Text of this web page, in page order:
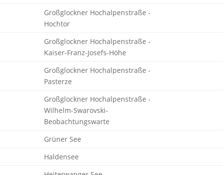
Großglockner Hochalpenstraße -
Hochtor
Großglockner Hochalpenstraße -
Kaiser-Franz-Josefs-Höhe
Großglockner Hochalpenstraße -
Pasterze
Großglockner Hochalpenstraße -
Wilhelm-Swarovski-
Beobachtungswarte
Grüner See
Haldensee